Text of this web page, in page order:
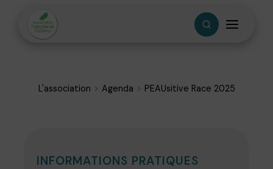
L'association Agenda PEAUsitive Race 2025
INFORMATIONS PRATIQUES